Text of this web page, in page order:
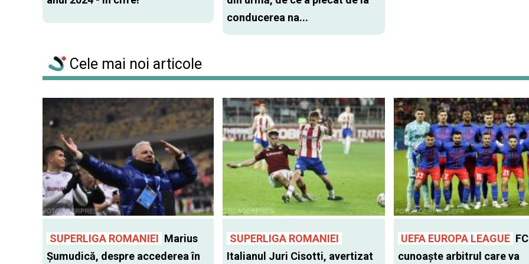
conducerea na...
Cele mai noi articole
SUPERLIGA ROMANIEI Marius
Șumudică, despre accederea în
SUPERLIGA ROMANIEI
Italianul Juri Cisotti, avertizat
UEFA EUROPA LEAGUE
cunoaște arbitrul care va